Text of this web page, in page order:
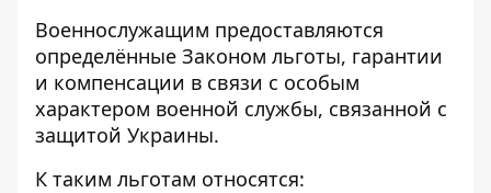
Военнослужащим предоставляются
определённые Законом льготы, гарантии
и компенсации в связи с особым
характером военной службы, связанной с
защитой Украины.
К таким льготам относятся: